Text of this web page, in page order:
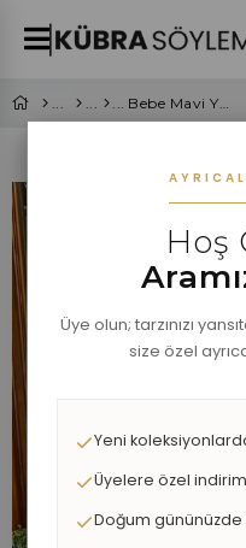
Bebe Mavi Yüksek Bel Pileli Mini Etek
Hoş
Üye olun; tarzınızı
size özel
Yeni
Üyelere özel indirim
Doğum